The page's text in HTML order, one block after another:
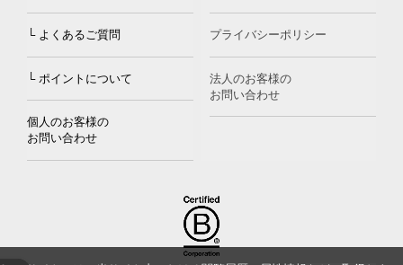
└ よくあるご質問
└ ポイントについて
個人のお客様の
お問い合わせ
プライバシーポリシー
法人のお客様の
お問い合わせ